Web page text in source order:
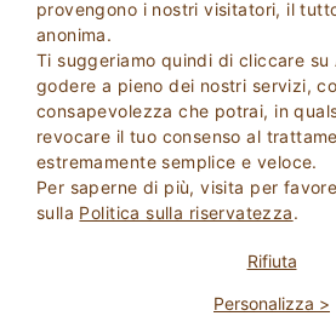
provengono i nostri visitatori, il
anonima.
Ti suggeriamo quindi di cliccare su
godere a pieno dei nostri servizi,
consapevolezza che potrai, in
revocare il tuo consenso al
estremamente semplice e veloce.
Per saperne di più, visita per
sulla Politica sulla riservatezza.
Rifiuta
Personalizza >
CHIEDI AL PROPRIETARIO
Maggiori
44 Recensioni
Eccellente